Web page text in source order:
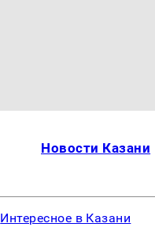
Новости Казани
Интересное в Казани